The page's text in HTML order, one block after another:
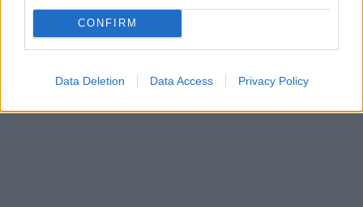
CONFIRM
Data Deletion Data Access Privacy Policy